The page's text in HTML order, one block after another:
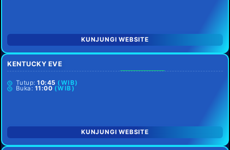
KUNJUNGI WEBSITE
KENTUCKY EVE
Tutup:10:45 (WIB)
Buka: 11:00 (WIB)
KUNJUNGI WEBSITE